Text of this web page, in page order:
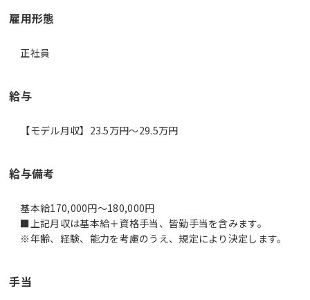
雇用形態
正社員
給与
【モデル月収】23.5万円〜29.5万円
給与備考
基本給170,000円～180,000円
■上記月収は基本給＋資格手当、皆勤手当を含みます。
手当